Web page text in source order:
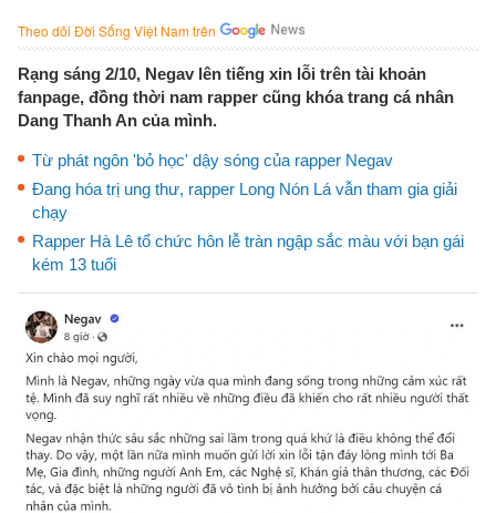
Theo dõi Đời Sống Việt Nam trên
Rạng sáng 2/10, Negav lên tiếng xin lỗi trên tài khoản
fanpage, đồng thời nam rapper cũng khóa trang cá nhân
Dang Thanh An của mình.
Từ phát ngôn 'bỏ học' dậy sóng của rapper Negav
Đang hóa trị ung thư, rapper Long Nón Lá vẫn tham gia giải
chạy
Rapper Hà Lê tổ chức hôn lễ tràn ngập sắc màu với bạn gái
kém 13 tuổi